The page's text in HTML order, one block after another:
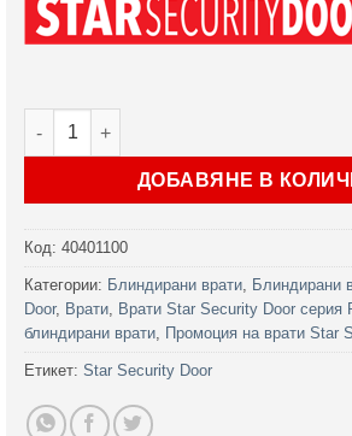
количество за Врата Star Security
ДОБАВЯНЕ В
Код: 40401100
Категории: Блиндирани врати, Блиндирани
Door, Врати, Врати Star Security Door серия
блиндирани врати, Промоция на врати Star
Етикет: Star Security Door